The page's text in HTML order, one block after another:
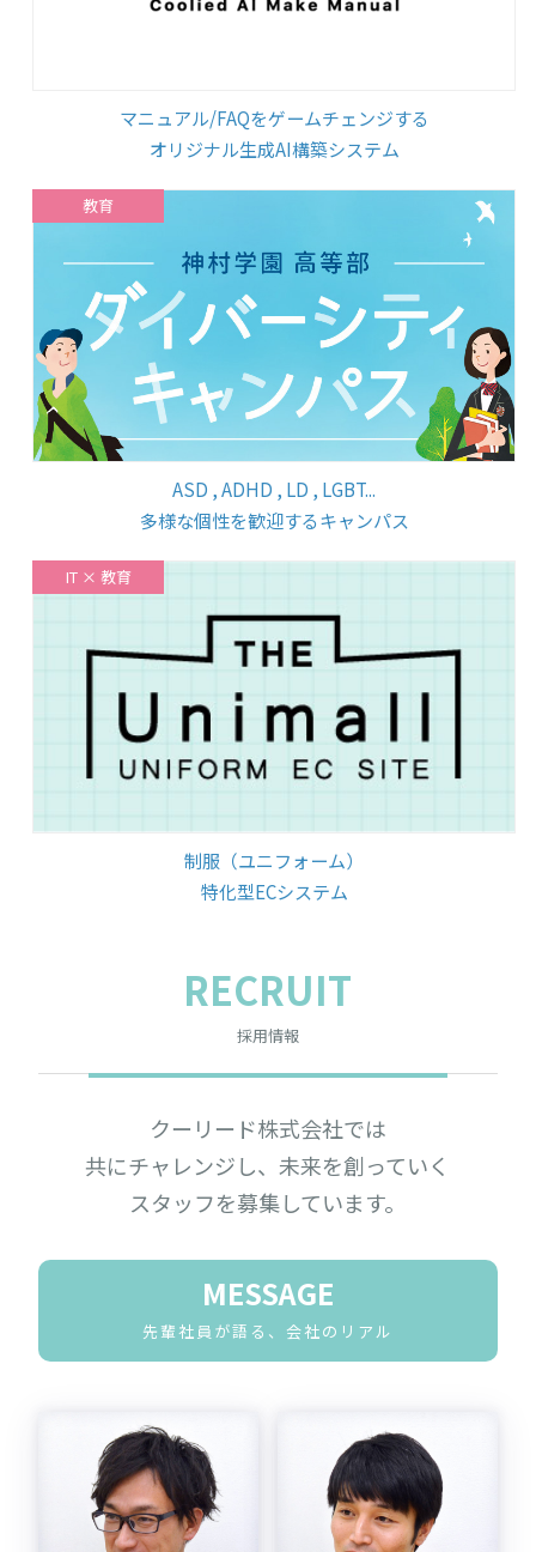
マニュアル/FAQをゲームチェンジする
オリジナル生成AI構築システム
教育
ASD , ADHD , LD , LGBT...
多様な個性を歓迎するキャンパス
IT × 教育
制服（ユニフォーム）
特化型ECシステム
RECRUIT
採用情報
クーリード株式会社では
共にチャレンジし、未来を創っていく
スタッフを募集しています。
MESSAGE
先輩社員が語る、会社のリアル